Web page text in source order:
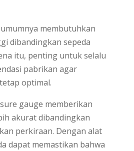
membutuhkan
dibandingkan sepeda
itu, penting untuk selalu
pabrikan agar
optimal.
gauge memberikan
akurat dibandingkan
perkiraan. Dengan alat
dapat memastikan bahwa